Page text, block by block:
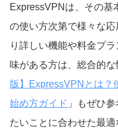
ExpressVPNは、その基
の使い方次第で様々な
り詳しい機能や料金プ
味がある方は、総合的な
版】ExpressVPNとは？
始め方ガイド 」もぜひ
たいことに合わせた最適